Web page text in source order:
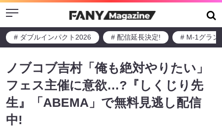
Menu
# ダブルインパクト2026 # 配信延長決定! # M-1グラン
ノブコブ吉村「俺も絶対やりたい」
フェス主催に意欲…?『しくじり先
生』「ABEMA」で無料見逃し配信
中!